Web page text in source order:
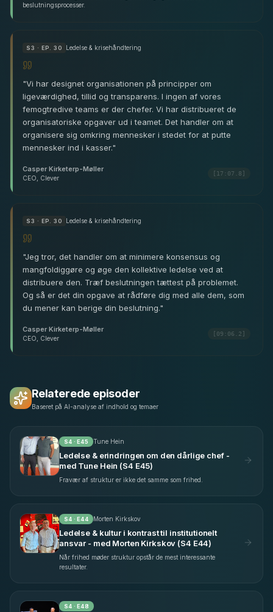
beslutningsprocesser.
S3 · EP. 30 Ledelse & krisehåndtering
"Vi har designet organisationen på principper om
ligeværdighed, tillid og transparens. I ingen af vores
femogtredive teams er der chefer. Vi har distribueret de
organisatoriske opgaver ud i teamet. Det handler om at
organisere sig omkring mennesker i stedet for at putte
mennesker ind i kasser."
Casper Kirketerp-Møller
CEO, Clever
[17:07.8]
S3 · EP. 30 Ledelse & krisehåndtering
"Jeg tror, det handler om at minimere konsensus og
mangfoldiggøre og øge den kollektive ledelse ved at
distribuere den. Træf beslutningen tættest på problemet.
Og så er det din opgave at rådføre dig med alle dem, som
du mener kan berige din beslutning."
Casper Kirketerp-Møller
CEO, Clever
[09:06.2]
Relaterede episoder
Baseret på AI-analyse af indhold og temaer
S4 · E45 Tune Hein
Ledelse & erindringen om den dårlige chef -
med Tune Hein (S4 E45)
Fravær af struktur er ikke det samme som frihed.
S4 · E44 Morten Kirkskov
Ledelse & kultur i kontrast til institutionelt
ansvar - med Morten Kirkskov (S4 E44)
Når frihed møder struktur opstår de mest interessante
resultater.
S4 · E48